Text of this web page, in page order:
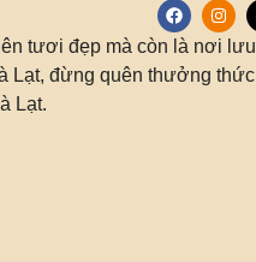
tươi đẹp mà còn là nơi lưu
Lạt, đừng quên thưởng thức
Lạt.